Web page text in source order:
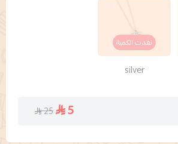
نفدت الكمية
silver
5
25